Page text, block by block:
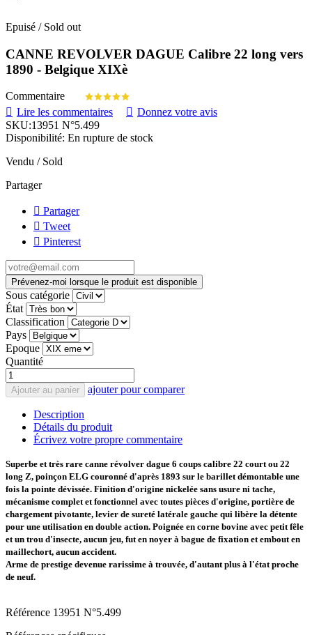
Epuisé / Sold out
CANNE REVOLVER DAGUE Calibre 22 long vers
1890 - Belgique XIXè
Commentaire
Lire les commentaires
Donnez votre avis
SKU:13951 N°5.499
Disponibilité: En rupture de stock
Vendu / Sold
Partager
Partager
Tweet
Pinterest
Prévenez-moi lorsque le produit est disponible
Sous catégorie
État
Classification
Pays
Epoque
Quantité
Ajouter au panier ajouter pour comparer
Description
Détails du produit
Écrivez votre propre commentaire
Superbe et très rare canne révolver dague 6 coups calibre 22 court ou 22
long Z, poinçon ELG couronné d'après 1893 sur le barillet démontable une
fois la pointe dévissée. Finition d'origine nickelée sans usure ni tache,
mécanisme complet et fonctionnel avec toutes pièces d'origine, portière de
chargement pivotante, levier de sureté latérale gauche qui libère la détente
pour une utilisation en double action. Poignée en corne bovine avec petit fêle
et un trou d'insecte, aucun jeu, fut en noyer à bague de fixation et embout en
maillechort, aucun accident.
Arme de prestige devenue rarissime à trouvée, d'autant plus à l'état proche
de neuf.
Référence 13951 N°5.499